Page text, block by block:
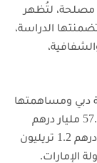
وصاحب مصلحة، لتُظهر
الدراسة،
دبي ومساهمتها
في تعزيز القوة الناعمة لدولة الإمارات ودبي بـ 57.9 مليار درهم
15.8 مليار دولار أمريكي، من أصل 4.48 تريليون درهم 1.2 تريليون
الإمارات.